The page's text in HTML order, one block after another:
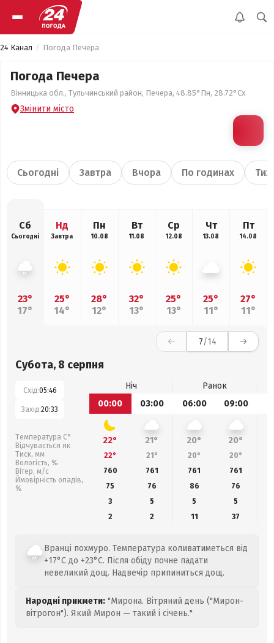
24 Канал Погода Печера
Погода Печера
Вінницька обл., Тульчинський район, Печера, 48.85°Пн, 28.72°Сх
Змінити місто
Сьогодні Завтра Вчора По годинах
Сб
Сьогодні
23°
17°
Нд
Завтра
25°
14°
Пн
10.08
28°
12°
Вт
11.08
32°
13°
Ср
12.08
25°
13°
Чт
13.08
25°
11°
Пт
14.08
27°
11°
7/14
Субота, 8 серпня
Схід:05:46
Захід:20:33
Температура С°
Відчувається як
Тиск, мм
Вологість, %
Вітер, м/с
Ймовірність опадів,
%
Ніч
Ранок
00:00
03:00 06:00 09:00
22° 21° 20° 20°
22° 21° 20° 20°
760
761 761 761
75
76 86 76
3
5 5
5
2
2 11 37
Вранці похмуро. Температура коливатиметься від
+17°C до +23°C. Після обіду почне падати
невеликий дощ. Надвечір припиниться дощ.
Народні прикмети: "Мирона. Вітряний день ("Мирон-
вітрогон"). Який Мирон — такий і січень."